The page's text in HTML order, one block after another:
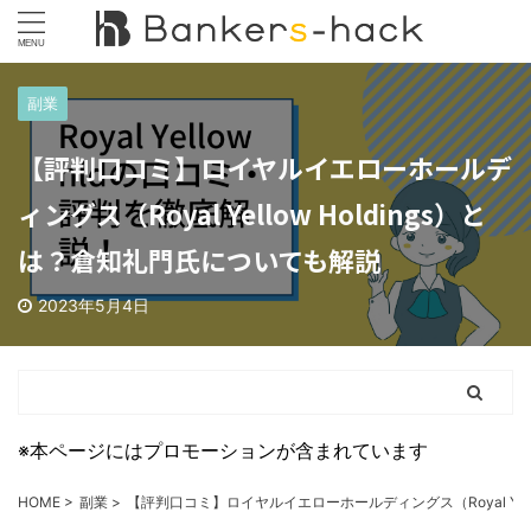
副業
【評判口コミ】ロイヤルイエローホールデ
ィングス（Royal Yellow Holdings）と
は？倉知礼門氏についても解説
2023年5月4日
※本ページにはプロモーションが含まれています
HOME > 副業 > 【評判口コミ】ロイヤルイエローホールディングス（Royal